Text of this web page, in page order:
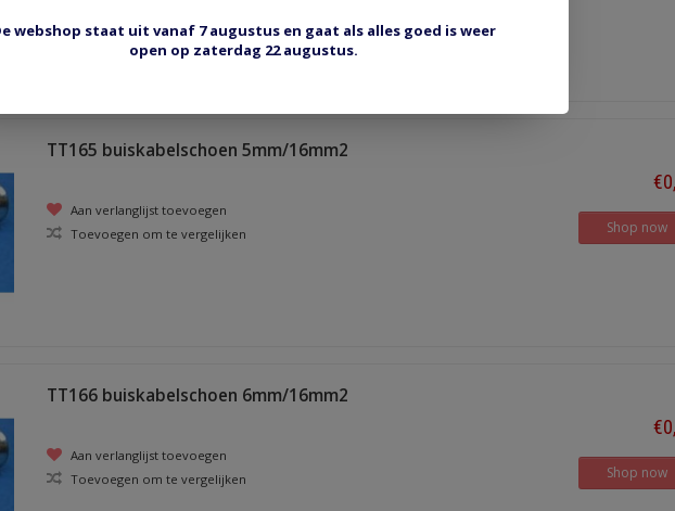
TT165 buiskabelschoen 5mm/16mm2
Aan verlanglijst toevoegen
Toevoegen om te vergelijken
Shop now
TT166 buiskabelschoen 6mm/16mm2
Aan verlanglijst toevoegen
Toevoegen om te vergelijken
Shop now
webshop staat uit vanaf 7 augustus en gaat als alles goed is weer
open op zaterdag 22 augustus.